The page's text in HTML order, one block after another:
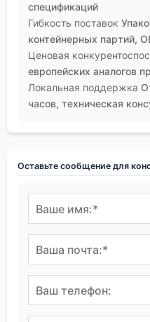
спецификаций
Гибкость поставок
контейнерных партий,
Ценовая
европейских аналогов
Локальная поддержка
часов, техническая
Оставьте сообщение для